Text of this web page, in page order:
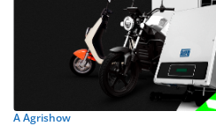
A Agrishow